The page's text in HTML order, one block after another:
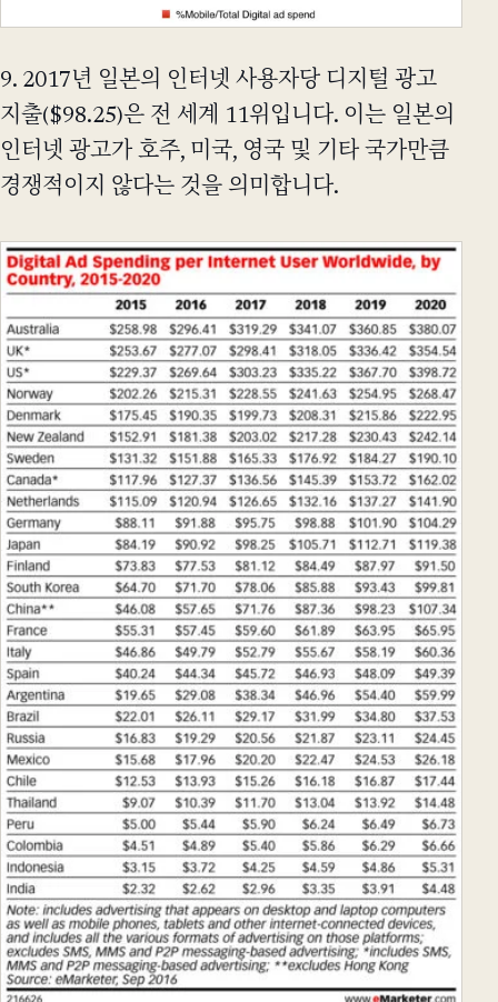
9. 2017년 일본의 인터넷 사용자당 디지털 광고
지출($98.25)은 전 세계 11위입니다. 이는 일본의
인터넷 광고가 호주, 미국, 영국 및 기타 국가만큼
경쟁적이지 않다는 것을 의미합니다.